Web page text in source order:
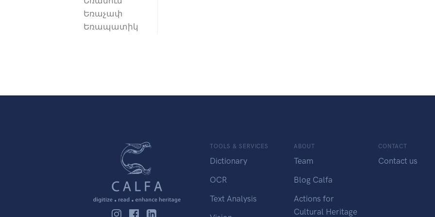
Եռաչափ
Եռապատիկ
TOOLS & SERVICES
Dictionary
OCR
Text Analysis
ABOUT
Team
Blog Calfa
Actions for
Cultural Heritage
CONTACT
Contact us